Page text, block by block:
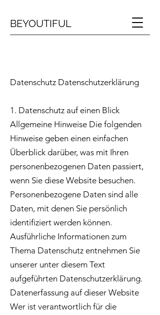
BEYOUTIFUL
Datenschutz Datenschutzerklärung
1. Datenschutz auf einen Blick
Allgemeine Hinweise Die folgenden
Hinweise geben einen einfachen
Überblick darüber, was mit Ihren
personenbezogenen Daten passiert,
wenn Sie diese Website besuchen.
Personenbezogene Daten sind alle
Daten, mit denen Sie persönlich
identifiziert werden können.
Ausführliche Informationen zum
Thema Datenschutz entnehmen Sie
unserer unter diesem Text
aufgeführten Datenschutzerklärung.
Datenerfassung auf dieser Website
Wer ist verantwortlich für die